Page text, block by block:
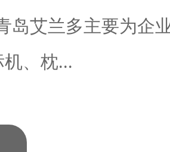
岛艾兰多主要为企
、枕...